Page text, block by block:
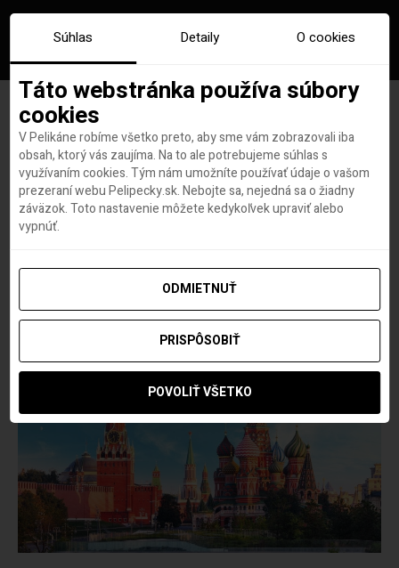
Rusko súčasťou vakcinačného
turizmu? Pripravuje balíčky s
vakcínou a ubytovaním
autorHana Hudson 16. JÚNA 2021
Súhlas Detaily O cookies
Táto webstránka používa súbory
cookies
V Pelikáne robíme všetko preto, aby sme vám zobrazovali iba
obsah, ktorý vás zaujíma. Na to ale potrebujeme súhlas s
využívaním cookies. Tým nám umožníte používať údaje o vašom
prezeraní webu Pelipecky.sk. Nebojte sa, nejedná sa o žiadny
záväzok. Toto nastavenie môžete kedykoľvek upraviť alebo
vypnúť.
ODMIETNUŤ
PRISPÔSOBIŤ
POVOLIŤ VŠETKO